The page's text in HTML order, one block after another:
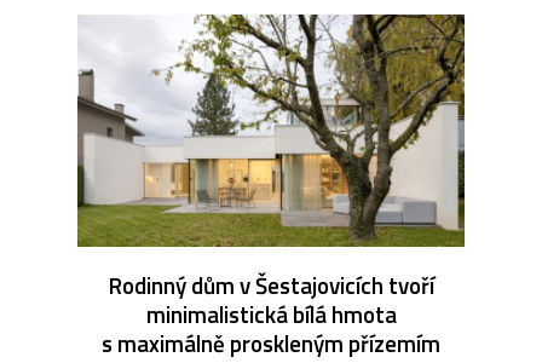
Rodinný dům v Šestajovicích tvoří
minimalistická bílá hmota
s maximálně proskleným přízemím